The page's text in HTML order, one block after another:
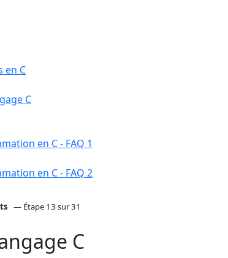
en C
C
en C - FAQ 1
en C - FAQ 2
— Étape 13 sur 31
C